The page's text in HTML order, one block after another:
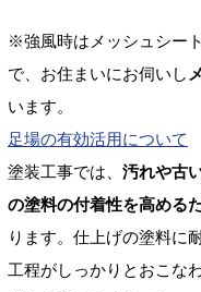
※強風時はメッシュシー
で、お住まいにお伺いし
います。
足場の有効活用について
塗装工事では、 汚れや古
の塗料の付着性を高める
ります。仕上げの塗料に
工程がしっかりとおこな